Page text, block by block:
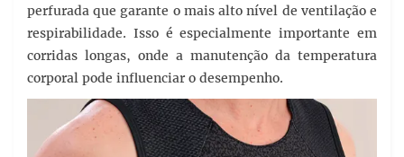
perfurada que garante o mais alto nível de ventilação e
respirabilidade. Isso é especialmente importante em
corridas longas, onde a manutenção da temperatura
corporal pode influenciar o desempenho.